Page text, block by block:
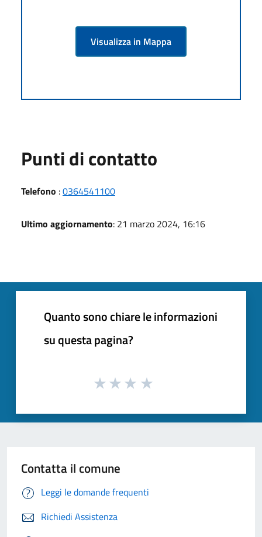
Visualizza in Mappa
Punti di contatto
Telefono :0364541100
Ultimo aggiornamento: 21 marzo 2024, 16:16
Quanto sono chiare le informazioni
su questa pagina?
Contatta il comune
Leggi le domande frequenti
Richiedi Assistenza